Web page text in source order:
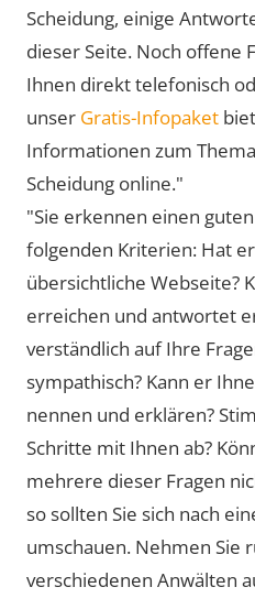
Scheidung, einige
dieser Seite. Noch offene
Ihnen direkt telefonisch
unser Gratis-Infopaket
Informationen zum
Scheidung online."
"Sie erkennen einen guten
folgenden Kriterien: Hat
übersichtliche Webseite?
erreichen und antwortet
verständlich auf Ihre
sympathisch? Kann er
nennen und erklären?
Schritte mit Ihnen ab?
mehrere dieser Fragen
so sollten Sie sich nach
umschauen. Nehmen Sie
verschiedenen Anwälten